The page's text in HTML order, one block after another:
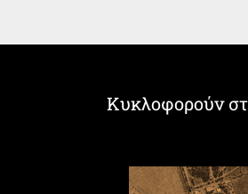
Κυκλοφορούν